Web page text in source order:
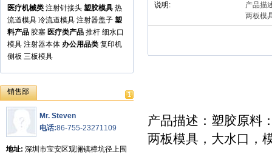
医疗机械类 注射针接头 塑胶模具 热
流道模具 冷流道模具 注射器盖子 塑
料产品 胶塞 医疗类产品 推杆 细水口
模具 注射器本体 办公用品类 复印机
侧板 三板模具
销售部
Mr. Steven
电话:86-755-23271109
地址: 深圳市宝安区观澜镇樟坑径上围
说明:
产品描
两板模
产品描述：塑胶原料
两板模具，大水口，